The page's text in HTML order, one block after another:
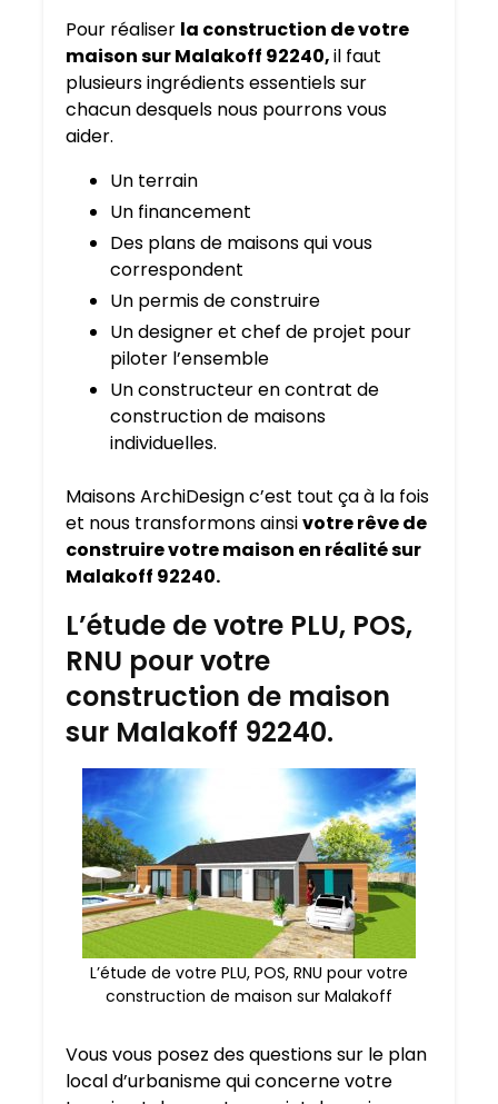
Pour réaliser la construction de votre
maison sur Malakoff 92240,il faut
plusieurs ingrédients essentiels sur
chacun desquels nous pourrons vous
aider.
Un terrain
Un financement
Des plans de maisons qui vous
correspondent
Un permis de construire
Un designer et chef de projet pour
piloter l’ensemble
Un constructeur en contrat de
construction de maisons
individuelles.
Maisons ArchiDesign c’est tout ça à la fois
et nous transformons ainsivotre rêve de
construire votre maison en réalité sur
Malakoff 92240.
L’étude de votre PLU, POS,
RNU pour votre
construction de maison
sur Malakoff 92240.
L’étude de votre PLU, POS, RNU pour votre
construction de maison sur Malakoff
Vous vous posez des questions sur le plan
local d’urbanisme qui concerne votre